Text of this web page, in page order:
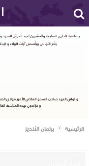
الرئيسية برلمان الأنديز